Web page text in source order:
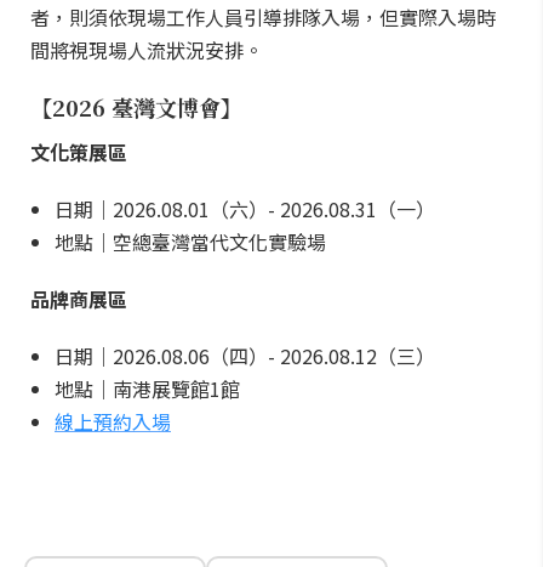
者，則須依現場工作人員引導排隊入場，但實際入場時
間將視現場人流狀況安排。
【2026 臺灣文博會】
文化策展區
日期｜2026.08.01（六）- 2026.08.31（一）
地點｜空總臺灣當代文化實驗場
品牌商展區
日期｜2026.08.06（四）- 2026.08.12（三）
地點｜南港展覽館1館
線上預約入場